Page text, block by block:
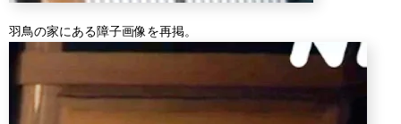
羽鳥の家にある障子画像を再掲。